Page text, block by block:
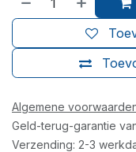
Algemene
Geld-terug-garantie
Verzending: 2-3